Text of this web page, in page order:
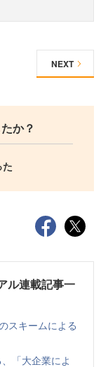
NEXT
か？
ル連載記事一
スキームによる
「大企業によ